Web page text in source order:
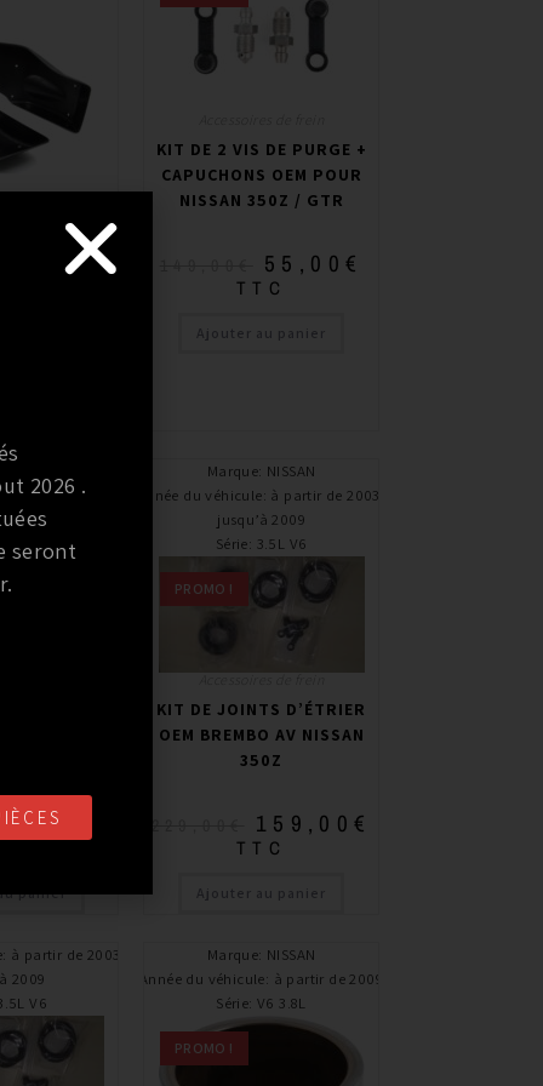
KIT DE 2 VIS DE PURGE +
CAPUCHONS OEM POUR
NISSAN 350Z / GTR
55,00 €
TTC
Ajouter au panier
:à partir de 2003,
2009
V6
de frein
AR NISSAN
panier
Marque: NISSAN
Année du véhicule: à partir de 2003,
jusqu’à 2009
Série: 3.5L V6
PROMO !
KIT DE JOINTS D’ÉTRIER
OEM BREMBO AV NISSAN
350Z
159,00€
TTC
Ajouter au panier
: à partir de 2003,
2009
V6
Marque: NISSAN
Année du véhicule: à partir de 2009
Série:V6 3.8L
PROMO !
2026 .
seront